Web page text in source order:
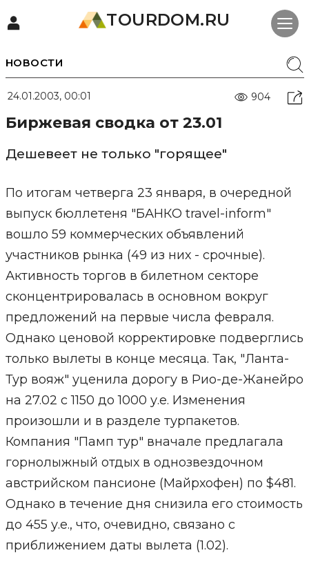
TOURDOM.RU
НОВОСТИ
24.01.2003, 00:01 904
Биржевая сводка от 23.01
Дешевеет не только "горящее"
По итогам четверга 23 января, в очередной
выпуск бюллетеня "БАНКО travel-inform"
вошло 59 коммерческих объявлений
участников рынка (49 из них - срочные).
Активность торгов в билетном секторе
сконцентрировалась в основном вокруг
предложений на первые числа февраля.
Однако ценовой корректировке подверглись
только вылеты в конце месяца. Так, "Ланта-
Тур вояж" уценила дорогу в Рио-де-Жанейро
на 27.02 с 1150 до 1000 у.е. Изменения
произошли и в разделе турпакетов.
Компания "Памп тур" вначале предлагала
горнолыжный отдых в однозвездочном
австрийском пансионе (Майрхофен) по $481.
Однако в течение дня снизила его стоимость
до 455 у.е., что, очевидно, связано с
приближением даты вылета (1.02).